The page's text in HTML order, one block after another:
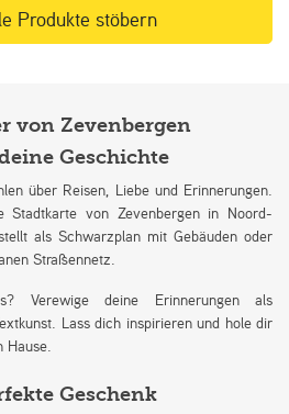
Produkte stöbern
von Zevenbergen
Geschichte
über Reisen, Liebe und Erinnerungen.
Stadtkarte von Zevenbergen in Noord-
als Schwarzplan mit Gebäuden oder
Straßennetz.
Verewige deine Erinnerungen als
Lass dich inspirieren und hole dir
Geschenk